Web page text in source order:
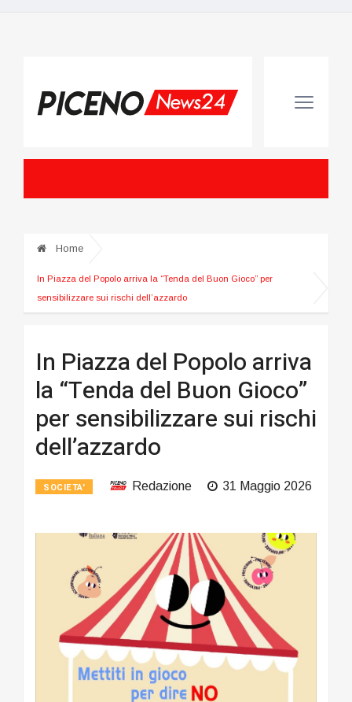
Home
In Piazza del Popolo arriva la “Tenda del Buon Gioco” per
sensibilizzare sui rischi dell’azzardo
In Piazza del Popolo arriva
la “Tenda del Buon Gioco”
per sensibilizzare sui rischi
dell’azzardo
SOCIETA' Redazione 31 Maggio 2026